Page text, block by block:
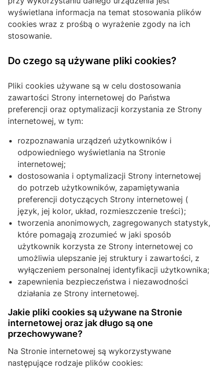
wyświetlana informacja na temat stosowania plików
cookies wraz z prośbą o wyrażenie zgody na ich
stosowanie.
Do czego są używane pliki cookies?
Pliki cookies używane są w celu dostosowania
zawartości Strony internetowej do Państwa
preferencji oraz optymalizacji korzystania ze Strony
internetowej, w tym:
rozpoznawania urządzeń użytkowników i
odpowiedniego wyświetlania na Stronie
internetowej;
dostosowania i optymalizacji Strony internetowej
do potrzeb użytkowników, zapamiętywania
preferencji dotyczących Strony internetowej (
język, jej kolor, układ, rozmieszczenie treści);
tworzenia anonimowych, zagregowanych statystyk,
które pomagają zrozumieć w jaki sposób
użytkownik korzysta ze Strony internetowej co
umożliwia ulepszanie jej struktury i zawartości, z
wyłączeniem personalnej identyfikacji użytkownika;
zapewnienia bezpieczeństwa i niezawodności
działania ze Strony internetowej.
Jakie pliki cookies są używane na Stronie
internetowej oraz jak długo są one
przechowywane?
Na Stronie internetowej są wykorzystywane
następujące rodzaje plików cookies: